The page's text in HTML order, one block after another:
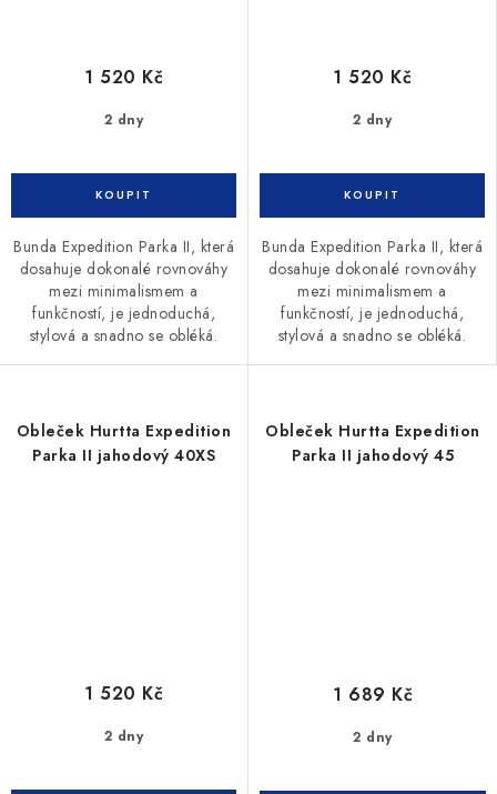
2 dny
1 520 Kč
Bunda Expedition Parka II, která
dosahuje dokonalé rovnováhy
mezi minimalismem a
funkčností, je jednoduchá,
stylová a snadno se obléká.
2 dny
1 520 Kč
Bunda Expedition Parka II, která
dosahuje dokonalé rovnováhy
mezi minimalismem a
funkčností, je jednoduchá,
stylová a snadno se obléká.
Obleček Hurtta Expedition
Parka II jahodový 40XS
2 dny
1 520 Kč
Obleček Hurtta Expedition
Parka II jahodový 45
2 dny
1 689 Kč